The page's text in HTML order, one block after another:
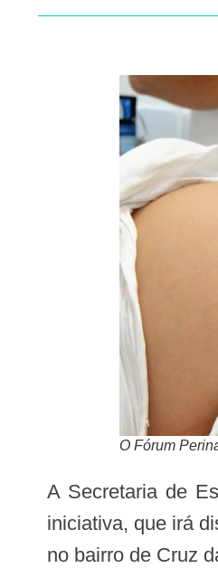
O Fórum
A Secretaria de Estado de Saúde (Sesau) promove, no próximo dia 27, a segunda edição deste ano do Fórum Perinatal. A
iniciativa, que irá
no bairro de Cruz